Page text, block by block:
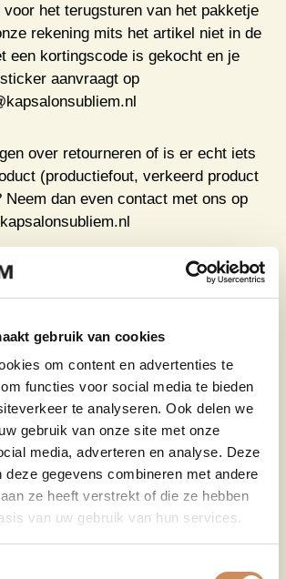
gebruik van cookies
om content en advertenties te
functies voor social media te bieden
te analyseren. Ook delen we
gebruik van onze site met onze
media, adverteren en analyse. Deze
deze gegevens combineren met andere
ze heeft verstrekt of die ze hebben
van uw gebruik van hun services.
voor het terugsturen van het pakketje
rekening mits het artikel niet in de
een kortingscode is gekocht en je
aanvraagt op
over retourneren of is er echt iets
(productiefout, verkeerd product
Neem dan even contact met ons op
BUITEN NEDERLAND:
wij een eigen bijdrage van
om binnen een termijn van 14 dagen
redenen de overeenkomst te
verstrijkt 14 dagen
u of een door u aangewezen derde,